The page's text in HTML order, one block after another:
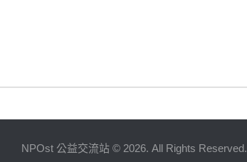
NPOst 公益交流站 © 2026. All Rights Reserved.